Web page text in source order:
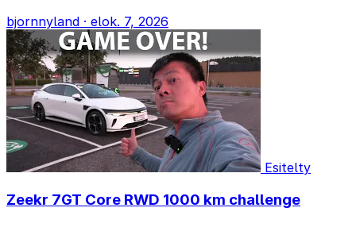
bjornnyland · elok. 7, 2026
Esitelty
Zeekr 7GT Core RWD 1000 km challenge